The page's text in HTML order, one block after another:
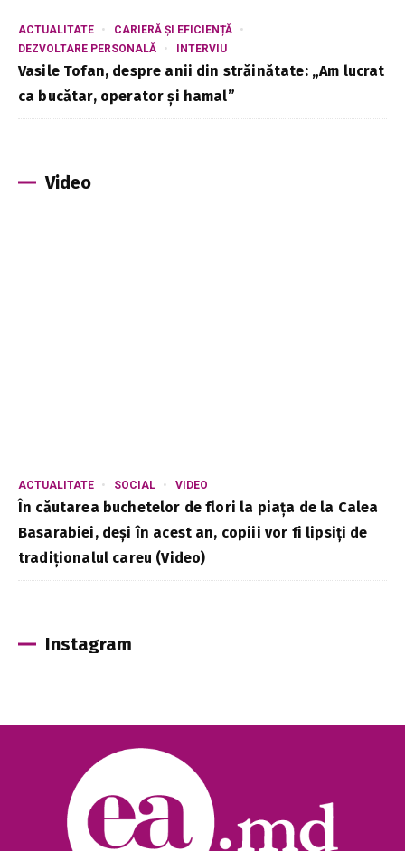
ACTUALITATE
CARIERĂ ȘI EFICIENȚĂ
DEZVOLTARE PERSONALĂ
INTERVIU
Vasile Tofan, despre anii din străinătate: „Am lucrat
ca bucătar, operator și hamal”
Video
ACTUALITATE SOCIAL VIDEO
În căutarea buchetelor de flori la piața de la Calea
Basarabiei, deși în acest an, copiii vor fi lipsiți de
tradiționalul careu (Video)
Instagram